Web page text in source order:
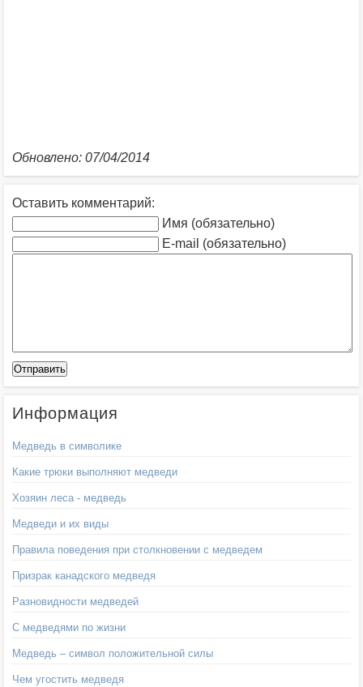
Обновлено: 07/04/2014
Оставить комментарий:
Имя (обязательно)
E-mail (обязательно)
Информация
Медведь в символике
Какие трюки выполняют медведи
Хозяин леса - медведь
Медведи и их виды
Правила поведения при столкновении с медведем
Призрак канадского медведя
Разновидности медведей
С медведями по жизни
Медведь – символ положительной силы
Чем угостить медведя